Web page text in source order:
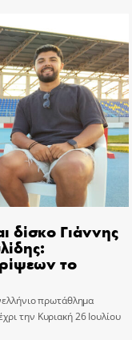
δίσκο Γιάννης
το
πρωτάθλημα
την Κυριακή 26 Ιουλίου